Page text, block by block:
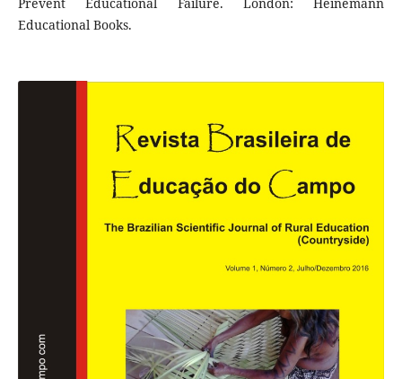
Prevent Educational Failure. London: Heinemann
Educational Books.